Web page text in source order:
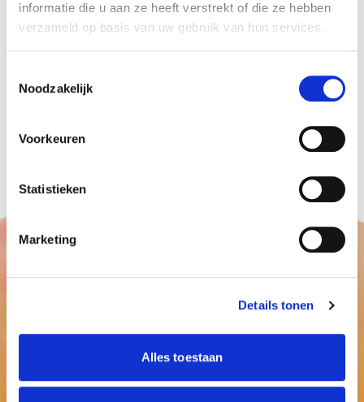
informatie die u aan ze heeft verstrekt of die ze hebben
verzameld op basis van uw gebruik van hun services.
Noodzakelijk
Voorkeuren
Statistieken
Marketing
Details tonen
Alles toestaan
en weer gaan door de wind.
En uiteraard mochten de ballonnen niet de lucht
Wenst u ook een route of ingang te markeren
ballon decoraties
van Ballonnenpartners,
Dit kan via de mail, Whatsapp of per telefoon.